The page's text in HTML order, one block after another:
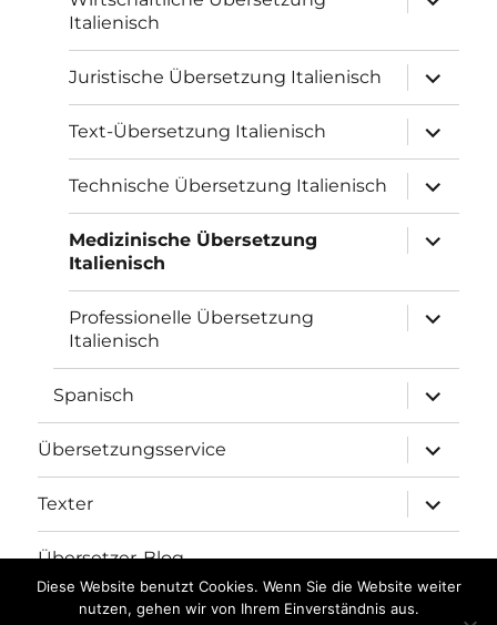
Italienisch
öffnen
Juristische Übersetzung Italienisch
öffnen
Text-Übersetzung Italienisch
öffnen
Technische Übersetzung Italienisch
öffnen
Medizinische Übersetzung
Italienisch
öffnen
Professionelle Übersetzung
Italienisch
öffnen
Spanisch
öffnen
Übersetzungsservice
öffnen
Texter
öffnen
Übersetzer-Blog
Diese Website benutzt Cookies. Wenn Sie die Website weiter
nutzen, gehen wir von Ihrem Einverständnis aus.